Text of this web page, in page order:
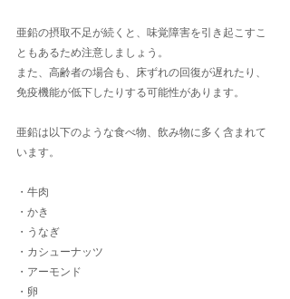
亜鉛の摂取不足が続くと、味覚障害を引き起こすこ
ともあるため注意しましょう。
また、高齢者の場合も、床ずれの回復が遅れたり、
免疫機能が低下したりする可能性があります。
亜鉛は以下のような食べ物、飲み物に多く含まれて
います。
・牛肉
・かき
・うなぎ
・カシューナッツ
・アーモンド
・卵